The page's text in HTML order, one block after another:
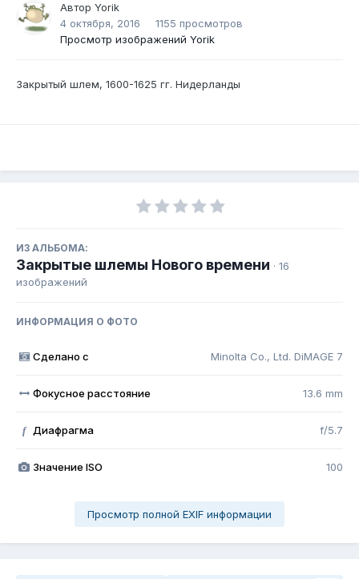
Автор Yorik
4 октября, 2016
1155 просмотров
Просмотр изображений Yorik
Закрытый шлем, 1600-1625 гг. Нидерланды
ИЗ АЛЬБОМА:
Закрытые шлемы Нового времени · 16
изображений
ИНФОРМАЦИЯ О ФОТО
Сделано с Minolta Co., Ltd. DiMAGE 7
Фокусное расстояние 13.6 mm
f Диафрагма f/5.7
Значение ISO 100
Просмотр полной EXIF информации